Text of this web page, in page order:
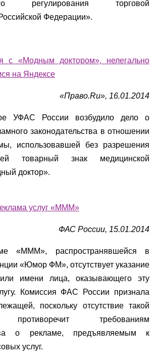
регулирования торговой
Федерации».
с «Модным доктором», нелегально
на Яндексе
«Право.Ru», 16.01.2014
УФАС России возбудило дело о
законодательства в отношении
использовавшей без разрешения
товарный знак медицинской
доктор».
услуг «МММ»
ФАС России, 15.01.2014
«МММ», распространявшейся в
«Юмор ФМ», отсутствует указание
имени лица, оказывающего эту
Комиссия ФАС России признала
поскольку отсутствие такой
противоречит требованиям
о рекламе, предъявляемым к
услуг.